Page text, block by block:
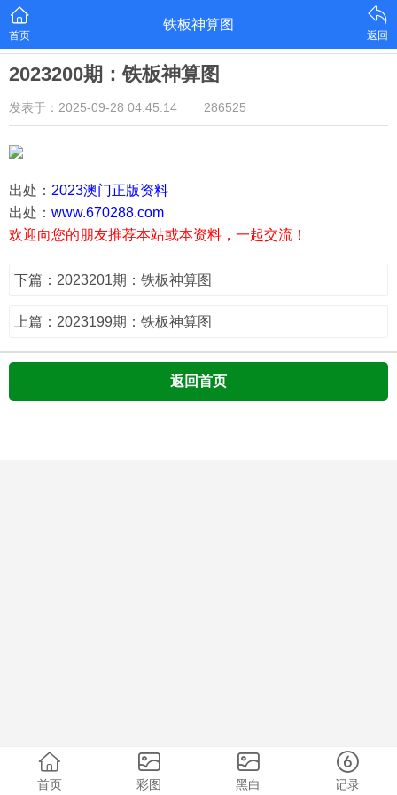
首页
铁板神算图
返回
2023200期：铁板神算图
发表于：2025-09-28 04:45:14 286525
出处： 2023澳门正版资料
出处： www.670288.com
欢迎向您的朋友推荐本站或本资料，一起交流！
下篇：2023201期：铁板神算图
上篇：2023199期：铁板神算图
返回首页
首页 彩图 黑白 记录